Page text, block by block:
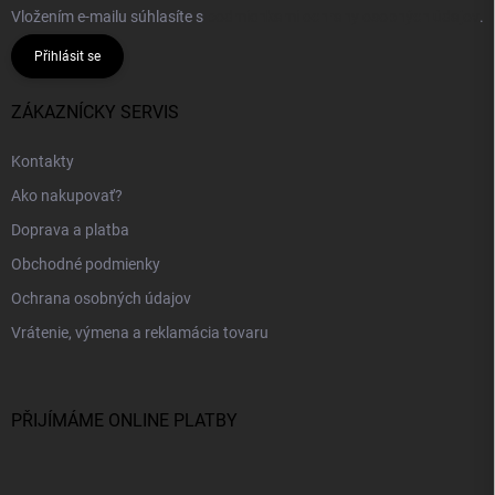
Vložením e-mailu súhlasíte s .
Přihlásit se
ZÁKAZNÍCKY SERVIS
Kontakty
Ako nakupovať?
Doprava a platba
Obchodné podmienky
Ochrana osobných údajov
Vrátenie, výmena a reklamácia tovaru
PŘIJÍMÁME ONLINE PLATBY